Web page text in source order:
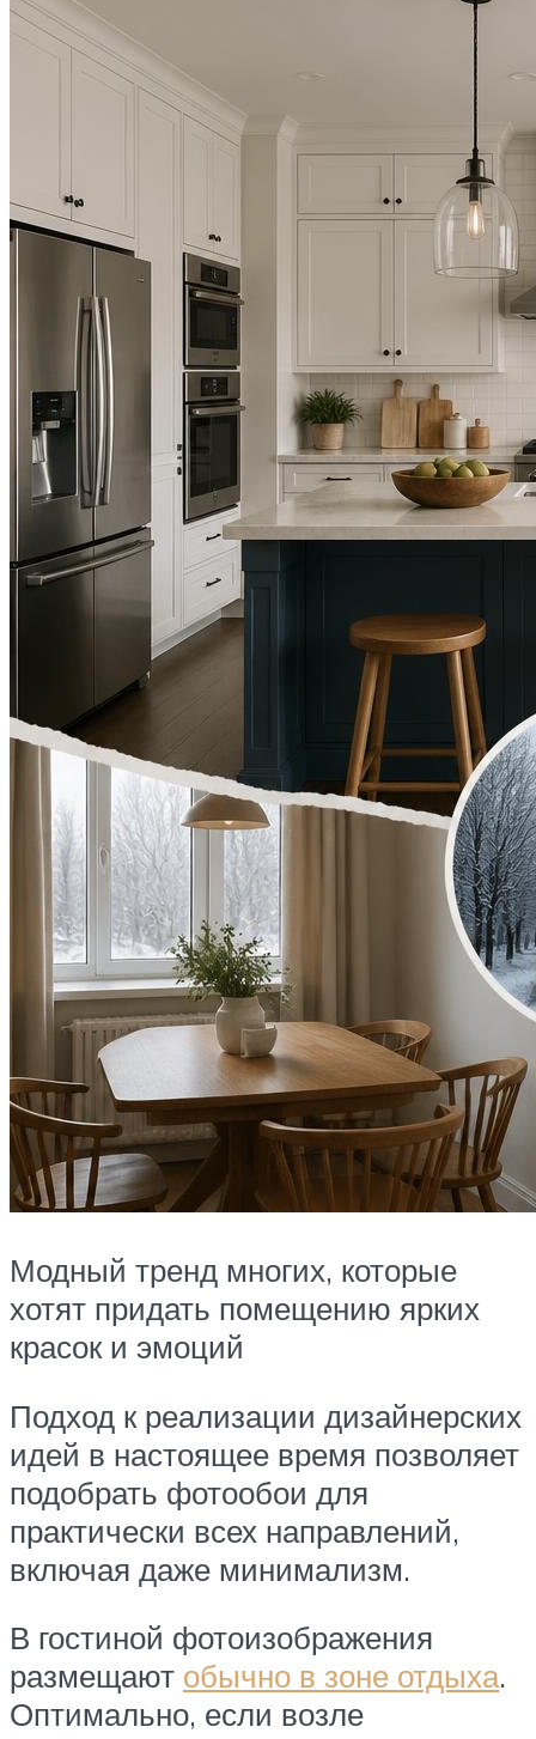
Модный тренд многих, которые
хотят придать помещению ярких
красок и эмоций
Подход к реализации дизайнерских
идей в настоящее время позволяет
подобрать фотообои для
практически всех направлений,
включая даже минимализм.
В гостиной фотоизображения
размещают обычно в зоне отдыха.
Оптимально, если возле